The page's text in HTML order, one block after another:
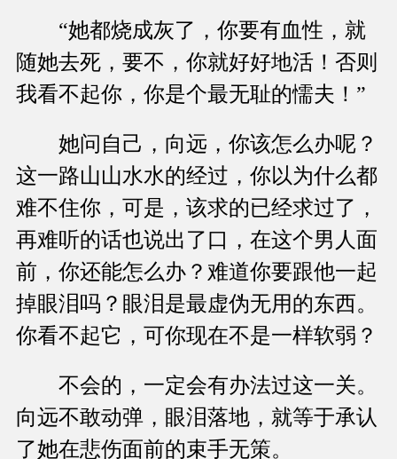
“她都烧成灰了，你要有血性，就
随她去死，要不，你就好好地活！否则
我看不起你，你是个最无耻的懦夫！”
她问自己，向远，你该怎么办呢？
这一路山山水水的经过，你以为什么都
难不住你，可是，该求的已经求过了，
再难听的话也说出了口，在这个男人面
前，你还能怎么办？难道你要跟他一起
掉眼泪吗？眼泪是最虚伪无用的东西。
你看不起它，可你现在不是一样软弱？
不会的，一定会有办法过这一关。
向远不敢动弹，眼泪落地，就等于承认
了她在悲伤面前的束手无策。